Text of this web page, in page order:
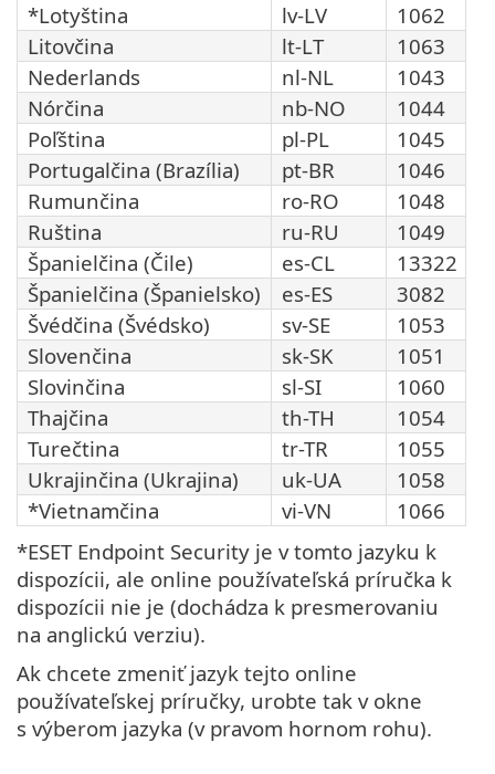
*Lotyština
lv-LV
1062
Litovčina
lt-LT
1063
Nederlands
nl-NL
1043
Nórčina
nb-NO
1044
Poľština
pl-PL
1045
Portugalčina (Brazília)
pt-BR
1046
Rumunčina
ro-RO
1048
Ruština
ru-RU
1049
Španielčina (Čile)
es-CL
13322
Španielčina (Španielsko)
es-ES
3082
Švédčina (Švédsko)
sv-SE
1053
Slovenčina
sk-SK
1051
Slovinčina
sl-SI
1060
Thajčina
th-TH
1054
Turečtina
tr-TR
1055
Ukrajinčina (Ukrajina)
uk-UA
1058
*Vietnamčina
vi-VN
1066
*ESET Endpoint Security je v tomto jazyku k
dispozícii, ale online používateľská príručka k
dispozícii nie je (dochádza k presmerovaniu
na anglickú verziu).
Ak chcete zmeniť jazyk tejto online
používateľskej príručky, urobte tak v okne
s výberom jazyka (v pravom hornom rohu).